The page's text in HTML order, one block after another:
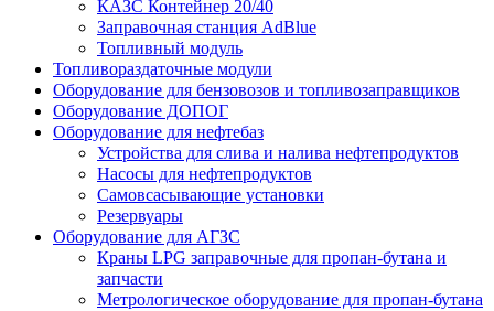
КАЗС Контейнер 20/40
Заправочная станция AdBlue
Топливный модуль
Топливораздаточные модули
Оборудование для бензовозов и топливозаправщиков
Оборудование ДОПОГ
Оборудование для нефтебаз
Устройства для слива и налива нефтепродуктов
Насосы для нефтепродуктов
Самовсасывающие установки
Резервуары
Оборудование для АГЗС
Краны LPG заправочные для пропан-бутана и
запчасти
Метрологическое оборудование для пропан-бутана